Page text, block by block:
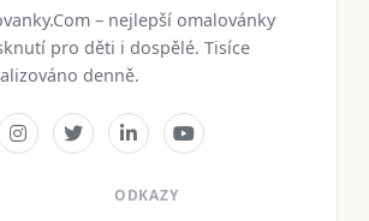
– nejlepší omalovánky
pro děti i dospělé. Tisíce
denně.
ODKAZY